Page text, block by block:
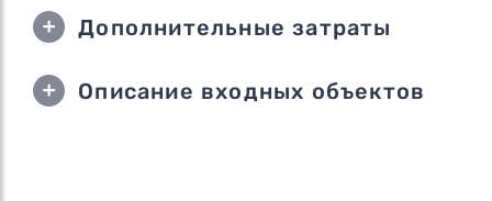
Дополнительные затраты
Описание входных объектов